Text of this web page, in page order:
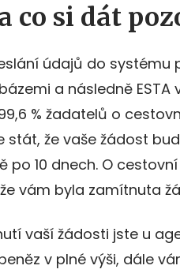
co si dát
údajů do systému
a následně ESTA
% žadatelů o
stát, že vaše žádost
10 dnech. O cestovní
vám byla zamítnuta
vaší žádosti jste u
v plné výši, dále